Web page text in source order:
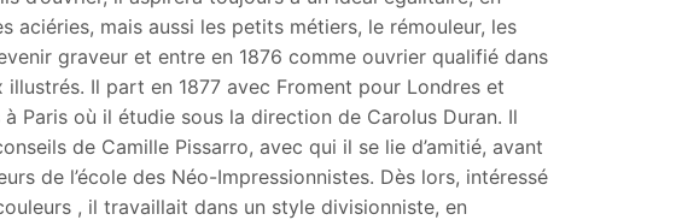
mais aussi les petits métiers, le rémouleur, les
graveur et entre en 1876 comme ouvrier qualifié dans
Il part en 1877 avec Froment pour Londres et
Paris où il étudie sous la direction de Carolus Duran. Il
de Camille Pissarro, avec qui il se lie d’amitié, avant
de l’école des Néo-Impressionnistes. Dès lors, intéressé
, il travaillait dans un style divisionniste, en